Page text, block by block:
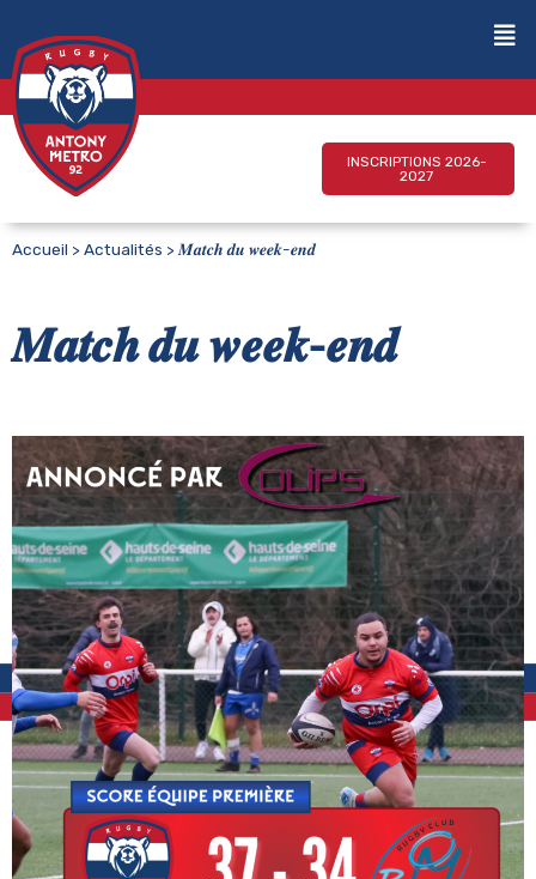
INSCRIPTIONS 2026-
2027
Accueil >Actualités >𝑴𝒂𝒕𝒄𝒉 𝒅𝒖 𝒘𝒆𝒆𝒌-𝒆𝒏𝒅
𝑴𝒂𝒕𝒄𝒉 𝒅𝒖 𝒘𝒆𝒆𝒌-𝒆𝒏𝒅